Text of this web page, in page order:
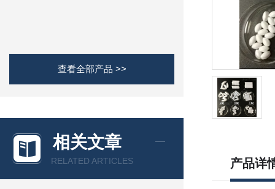
查看全部产品 >>
相关文章
RELATED ARTICLES 产品详